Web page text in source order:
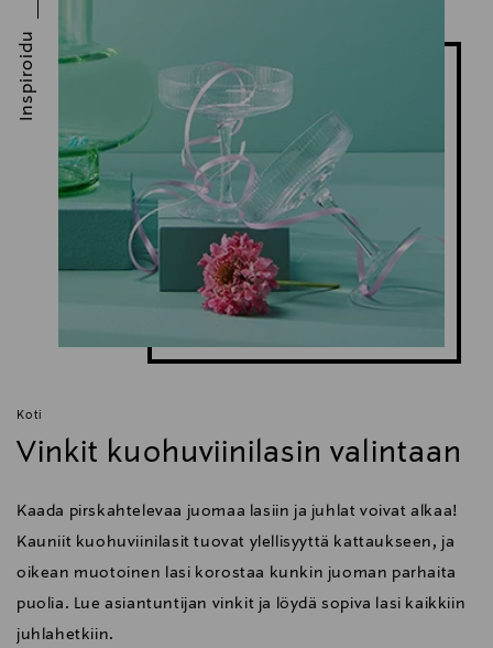
Ritzenhoff Cristal GmbH
Valmistajan osoite
Ritzenhoff Cristal GmbH, Sametwiesen 2, 34431
Marsberg, Germany
Digitaalinen osoite
zentrale@ritzenhoff.de
Ritzenhoff, aperitiivilasit, juomalasi, viinilasit, kattaus
Koti
Vinkit kuohuviinilasin valintaan
Kaada pirskahtelevaa juomaa lasiin ja juhlat voivat alkaa!
Kauniit kuohuviinilasit tuovat ylellisyyttä kattaukseen, ja
oikean muotoinen lasi korostaa kunkin juoman parhaita
puolia. Lue asiantuntijan vinkit ja löydä sopiva lasi kaikkiin
juhlahetkiin.
Inspiroidu